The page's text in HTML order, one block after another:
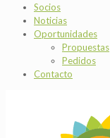
Socios
Noticias
Oportunidades
Propuestas
Pedidos
Contacto